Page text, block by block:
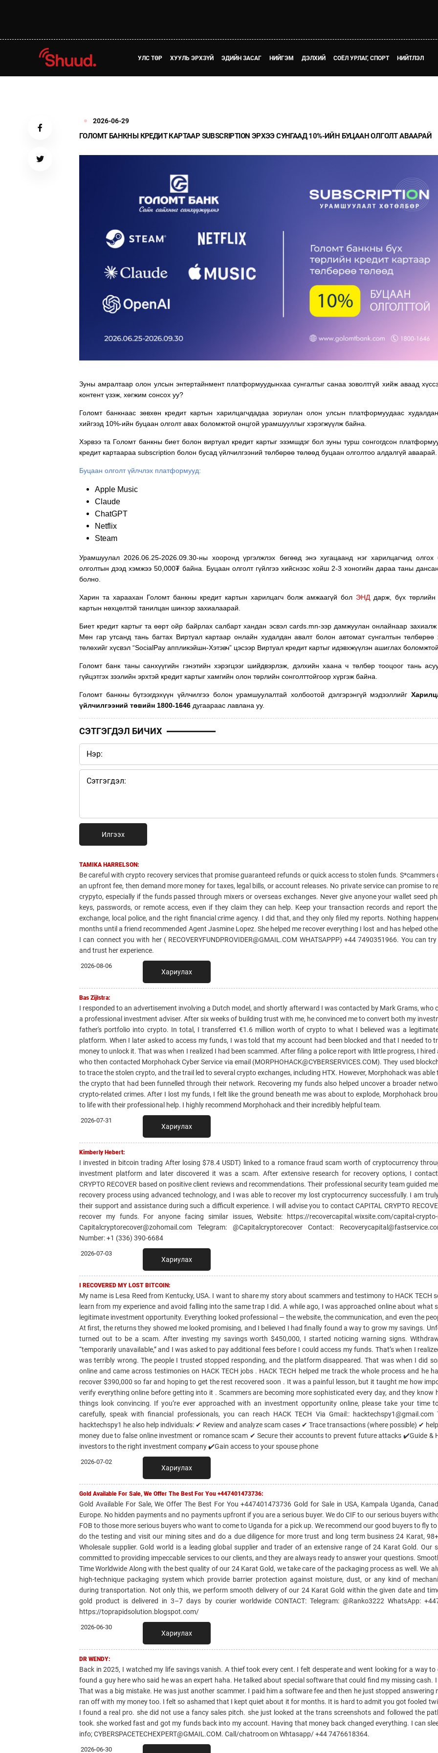
УЛС ТӨР ХУУЛЬ ЭРХЗҮЙ ЭДИЙН ЗАСАГ НИЙГЭМ ДЭЛХИЙ СОЁЛ УРЛАГ, СПОРТ НИЙТЛЭЛ
2026-06-29
ГОЛОМТ БАНКНЫ КРЕДИТ КАРТААР SUBSCRIPTION ЭРХЭЭ СУНГААД 10%-ИЙН БУЦААН ОЛГОЛТ АВААРАЙ
Зуны амралтаар олон улсын энтертайнмент платформуудынхаа сунгалтыг санаа зоволтгүй хийж аваад
контент үзэж, хөгжим сонсох уу?
Голомт банкнаас зөвхөн кредит картын харилцагчдадаа зориулан олон улсын платформуудаас
хийгээд 10%-ийн буцаан олголт авах боломжтой онцгой урамшууллыг хэрэгжүүлж байна.
Хэрвээ та Голомт банкны биет болон виртуал кредит картыг эзэмшдэг бол зуны турш сонгогдсон
кредит картаараа subscription болон бусад үйлчилгээний төлбөрөө төлөөд буцаан олголтоо алдалгүй аваарай.
Буцаан олголт үйлчлэх платформууд:
Apple Music
Claude
ChatGPT
Netflix
Steam
Урамшуулал 2026.06.25-2026.09.30-ны хооронд үргэлжлэх бөгөөд энэ хугацаанд нэг харилцагчид олгох
олголтын дээд хэмжээ 50,000₮ байна. Буцаан олголт гүйлгээ хийснээс хойш 2-3 хоногийн дараа таны
болно.
Харин та хараахан Голомт банкны кредит картын харилцагч болж амжаагүй бол ЭНД дарж, бүх төрлийн
картын нөхцөлтэй танилцан шинээр захиалаарай.
Биет кредит картыг та өөрт ойр байрлах салбарт хандан эсвэл cards.mn-ээр дамжуулан онлайнаар захиалж
Мөн гар утсанд тань багтах Виртуал картаар онлайн худалдан авалт болон автомат сунгалтын төлбөрөө
төлөхийг хүсвэл “SocialPay аппликэйшн-Хэтэвч” цэсээр Виртуал кредит картыг идэвхжүүлэн ашиглах боломжтой.
Голомт банк таны санхүүгийн гэнэтийн хэрэгцээг шийдвэрлэж, дэлхийн хаана ч төлбөр тооцоог тань
гүйцэтгэх зээлийн эрхтэй кредит картыг хамгийн олон төрлийн сонголттойгоор хүргэж байна.
Голомт банкны бүтээгдэхүүн үйлчилгээ болон урамшуулалтай холбоотой дэлгэрэнгүй мэдээллийг
үйлчилгээний төвийн 1800-1646 дугаараас лавлана уу.
СЭТГЭГДЭЛ БИЧИХ
Илгээх
TAMIKA HARRELSON:
Be careful with crypto recovery services that promise guaranteed refunds or quick access to stolen funds. S*cammers
an upfront fee, then demand more money for taxes, legal bills, or account releases. No private service can promise to
crypyto, especially if the funds passed through mixers or overseas exchanges. Never give anyone your wallet seed
keys, passwords, or remote access, even if they claim they can help. Keep your transaction records and report
exchange, local police, and the right financial crime agency. I did that, and they only filed my reports. Nothing
months until a friend recommended Agent Jasmine Lopez. She helped me recover everything I lost and has helped
I can connect you with her ( RECOVERYFUNDPROVIDER@GMAIL.COM WHATSAPPP) +44 7490351966. You can
and trust her experience.
2026-08-06
Хариулах
Bas Zijlstra:
I responded to an advertisement involving a Dutch model, and shortly afterward I was contacted by Mark Grams, who
a professional investment adviser. After six weeks of building trust with me, he convinced me to convert both my
father's portfolio into crypto. In total, I transferred €1.6 million worth of crypto to what I believed was a
platform. When I later asked to access my funds, I was told that my account had been blocked and that I needed to
money to unlock it. That was when I realized I had been scammed. After filing a police report with little progress, I hired
who then contacted Morphohack Cyber Service via email (MORPHOHACK@CYBERSERVICES.COM). They used
to trace the stolen crypto, and the trail led to several crypto exchanges, including HTX. However, Morphohack was able
the crypto that had been funnelled through their network. Recovering my funds also helped uncover a broader
crypto-related crimes. After I lost my funds, I felt like the ground beneath me was about to explode, Morphohack
to life with their professional help. I highly recommend Morphohack and their incredibly helpful team.
2026-07-31
Хариулах
Kimberly Hebert:
I invested in bitcoin trading After losing $78.4 USDT) linked to a romance fraud scam worth of cryptocurrency
investment platform and later discovered it was a scam. After extensive research for recovery options, I
CRYPTO RECOVER based on positive client reviews and recommendations. Their professional security team guided
recovery process using advanced technology, and I was able to recover my lost cryptocurrency successfully. I am
their support and assistance during such a difficult experience. I will advise you to contact CAPITAL CRYPTO
recover my funds. For anyone facing similar issues, Website: https://recovercapital.wixsite.com/capital-crypto-
Capitalcryptorecover@zohomail.com Telegram: @Capitalcryptorecover Contact:
Number: +1 (336) 390-6684
2026-07-03
Хариулах
I RECOVERED MY LOST BITCOIN:
My name is Lesa Reed from Kentucky, USA. I want to share my story about scammers and testimony to HACK TECH
learn from my experience and avoid falling into the same trap I did. A while ago, I was approached online about what
legitimate investment opportunity. Everything looked professional — the website, the communication, and even the
At first, the returns they showed me looked promising, and I believed I had finally found a way to grow my savings.
turned out to be a scam. After investing my savings worth $450,000, I started noticing warning signs.
“temporarily unavailable,” and I was asked to pay additional fees before I could access my funds. That’s when I
was terribly wrong. The people I trusted stopped responding, and the platform disappeared. That was when I did
online and came across testimonies on HACK TECH jobs . HACK TECH helped me track the whole process and he
recover $390,000 so far and hoping to get the rest recovered soon . It was a painful lesson, but it taught me how
verify everything online before getting into it . Scammers are becoming more sophisticated every day, and they know
things look convincing. If you’re ever approached with an investment opportunity online, please take your time
carefully, speak with financial professionals, you can reach HACK TECH Via Gmail:: hacktechspy1@gmail.com
hacktechspy1 he also help individuals: ✔ Review and analyze scam cases ✔ Trace transactions (where possible) ✔
money due to false online investment or romance scam ✔ Secure their accounts to prevent future attacks ✔️Guide &
investors to the right investment company ✔️Gain access to your spouse phone
2026-07-02
Хариулах
Gold Available For Sale, We Offer The Best For You +447401473736:
Gold Available For Sale, We Offer The Best For You +447401473736 Gold for Sale in USA, Kampala Uganda,
Europe. No hidden payments and no payments upfront if you are a serious buyer. We do CIF to our serious buyers
FOB to those more serious buyers who want to come to Uganda for a pick up. We recommend our good buyers to fly
do the testing and visit our mining sites and do a due diligence for more trust and long term business 24 Karat,
Wholesale supplier. Gold world is a leading global supplier and trader of an extensive range of 24 Karat Gold. Our
committed to providing impeccable services to our clients, and they are always ready to answer your questions.
Time Worldwide Along with the best quality of our 24 Karat Gold, we take care of the packaging process as well. We
high-technique packaging system which provide barrier protection against moisture, dust, or any kind of
during transportation. Not only this, we perform smooth delivery of our 24 Karat Gold within the given date and
gold product is delivered in 3–7 days by courier worldwide CONTACT: Telegram: @Ranko3222 WhatsApp:
https://toprapidsolution.blogspot.com/
2026-06-30
Хариулах
DR WENDY:
Back in 2025, I watched my life savings vanish. A thief took every cent. I felt desperate and went looking for a way to
found a guy here who said he was an expert haha. He talked about special software that could find my missing cash.
That was a big mistake. He was just another scammer. I paid him a software fee and then he just stopped answering
ran off with my money too. I felt so ashamed that I kept quiet about it for months. It is hard to admit you got fooled
I found a real pro. she did not use a fancy sales pitch. she just looked at the trans screenshots and followed the
took. she worked fast and got my funds back into my account. Having that money back changed everything. I can
info; CYBERSPACETECHEXPERT@GMAIL.COM. Call/chatroom on Whtasapp/ +44 7476618364.
2026-06-30
ТӨЛӨӨЛӨГЧИЙН ГАЗАРТ
ОРЛОГО ШИЛЖҮҮЛСЭН БОЛ 20
ХУВИАР ТАТВАР СУУТГАНА
НИЙСЛЭЛД ШАХМАЛ
БОРЛУУЛАХ 435 ЦЭГ